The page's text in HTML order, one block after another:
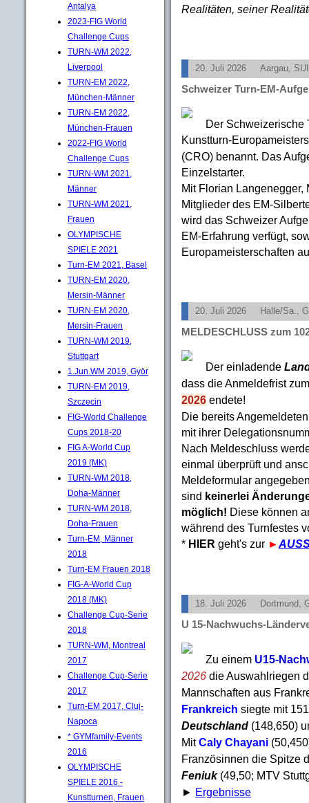
Antalya
2023-FIG World
Challenge Cups
TURN-WM 2022,
Liverpool
TURN-EM 2022,
München-Männer
TURN-EM 2022,
München-Frauen
2022-FIG World
Challenge Cups
TURN-WM 2021,
Männer
TURN-WM 2021,
Frauen
OLYMPISCHE
SPIELE 2021
Turn-EM 2021, Basel
TURN-EM 2020,
Mersin-Männer
TURN-EM 2020,
Mersin-Frauen
TURN-WM 2019,
Stuttgart
1.Jun.WM 2019, Györ
TURN-EM 2019,
Szczecin
FIG-World Challenge
Cups 2018-20
FIG A-World Cup
2019 (MK)
TURN-WM 2018,
Doha-Männer
TURN-WM 2018,
Doha-Frauen
Turn-EM, Männer
2018
Turn-EM Frauen 2018
FIG-A-World Cup
2018 (MK)
Challenge Cup-Serie
2018
TURN-WM, Montreal
2017
Challenge Cup-Serie
2017
Turn-EM 2017, Cluj-
Napoca
* GYMfamily-Events
2016
OLYMPISCHE
SPIELE 2016 -
Kunstturnen, Frauen
Realitäten, seiner
20. Juli 2026 Aargau, SUI
Schweizer Turn-EM-
Der Schweizerische
Kunstturn-
(CRO) benannt. Das
Einzelstarter.
Mit Florian
Mitglieder des EM-
wird das Schweizer
EM-Erfahrung verfügt,
Europameisterschaften
20. Juli 2026 Halle/Sa.,
MELDESCHLUSS zum
Der einladende
dass die Anmeldefrist
2026 endete!
Die bereits
mit ihrer
Nach Meldeschluss
einmal überprüft und
Meldeformular
sind keinerlei
möglich! Diese können
während des Turnfestes
* HIER geht's zur ►
18. Juli 2026 Dortmund,
U 15-Nachwuchs-
Zu einem U15-
2026 die Auswahlriegen
Mannschaften aus
Frankreich siegte mit
Deutschland (148,650)
MitCaly Chayani
Französinnen die Spitze
Feniuk(49,50; MTV
► Ergebnisse